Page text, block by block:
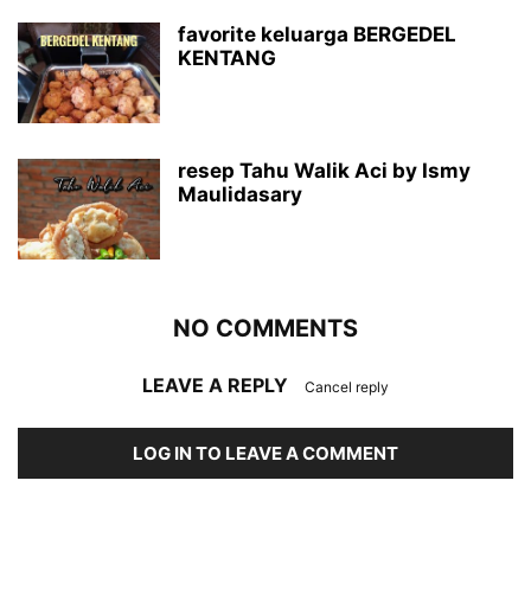
favorite keluarga BERGEDEL
KENTANG
resep Tahu Walik Aci by Ismy
Maulidasary
NO COMMENTS
LEAVE A REPLY Cancel reply
LOG IN TO LEAVE A COMMENT